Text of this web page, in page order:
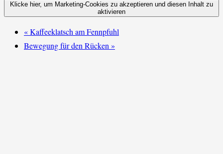
Klicke hier, um Marketing-Cookies zu akzeptieren und diesen Inhalt zu
aktivieren
«Kaffeeklatsch am Fennpfuhl
Bewegung für den Rücken»